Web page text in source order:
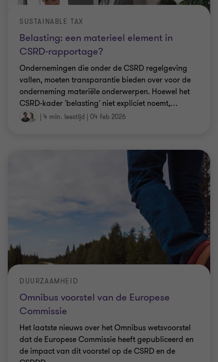
Belasting: een materieel element in
CSRD-rapportage?
SUSTAINABLE TAX
Ondernemingen die onder de CSRD regelgeving
vallen, moeten transparantie bieden over voor de
onderneming materiële onderwerpen. Hoewel het
CSRD-kader 'belasting' niet expliciet noemt,…
| 4 min. leestijd | 04 feb 2026
Omnibus voorstel van de Europese
Commissie
DUURZAAMHEID
Het laatste nieuws over het Omnibus wetsvoorstel
dat de Europese Commissie heeft gepubliceerd en
de impact van dit voorstel op de CSRD en de